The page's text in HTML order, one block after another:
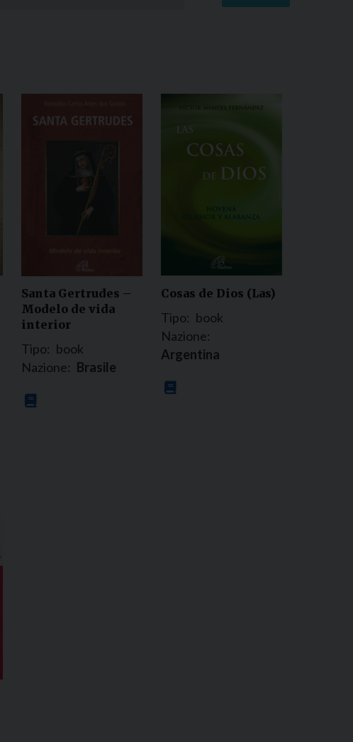
Santa Gertrudes –
Modelo de vida
interior
Tipo: book
Nazione: Brasile
Cosas de Dios (Las)
Tipo: book
Nazione:
Argentina